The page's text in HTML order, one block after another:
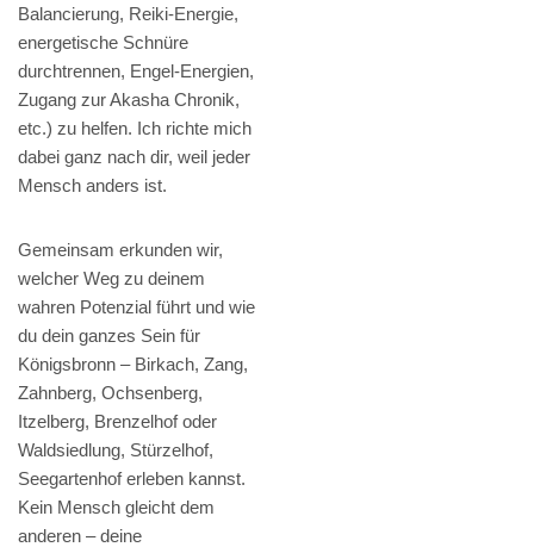
Balancierung, Reiki-Energie,
energetische Schnüre
durchtrennen, Engel-Energien,
Zugang zur Akasha Chronik,
etc.) zu helfen. Ich richte mich
dabei ganz nach dir, weil jeder
Mensch anders ist.
Gemeinsam erkunden wir,
welcher Weg zu deinem
wahren Potenzial führt und wie
du dein ganzes Sein für
Königsbronn – Birkach, Zang,
Zahnberg, Ochsenberg,
Itzelberg, Brenzelhof oder
Waldsiedlung, Stürzelhof,
Seegartenhof erleben kannst.
Kein Mensch gleicht dem
anderen – deine